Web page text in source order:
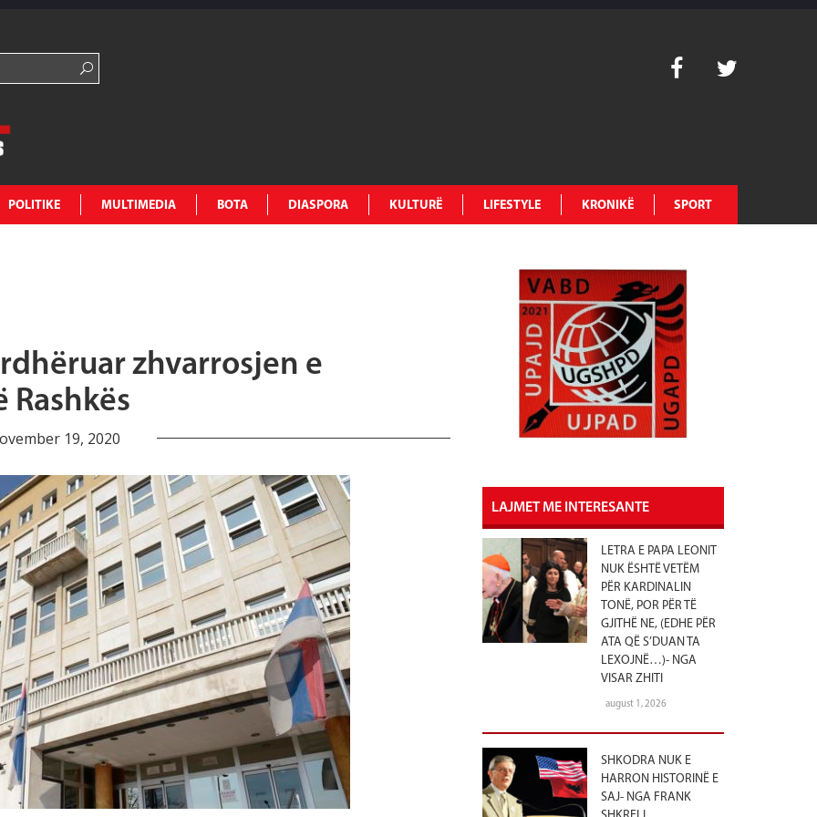
POLITIKE MULTIMEDIA BOTA DIASPORA KULTURË LIFESTYLE KRONIKË SPORT
zhvarrosjen e
19, 2020
LAJMET ME INTERESANTE
LETRA E PAPA LEONIT
NUK ËSHTË VETËM
PËR KARDINALIN
TONË, POR PËR TË
GJITHË NE, (EDHE PËR
ATA QË S’DUAN TA
LEXOJNË…)- NGA
VISAR ZHITI
august 1, 2026
SHKODRA NUK E
HARRON HISTORINË E
SAJ- NGA FRANK